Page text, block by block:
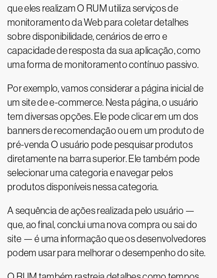
que eles realizam O RUM utiliza serviços de
monitoramento da Web para coletar detalhes
sobre disponibilidade, cenários de erro e
capacidade de resposta da sua aplicação, como
uma forma de monitoramento contínuo passivo.
Por exemplo, vamos considerar a página inicial de
um site de e-commerce. Nesta página, o usuário
tem diversas opções. Ele pode clicar em um dos
banners de recomendação ou em um produto de
pré-venda O usuário pode pesquisar produtos
diretamente na barra superior. Ele também pode
selecionar uma categoria e navegar pelos
produtos disponíveis nessa categoria.
A sequência de ações realizada pelo usuário —
que, ao final, conclui uma nova compra ou sai do
site — é uma informação que os desenvolvedores
podem usar para melhorar o desempenho do site.